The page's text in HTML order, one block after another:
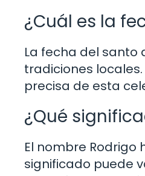
¿Cuál es la
La fecha del santo
tradiciones
precisa de esta
¿Qué
El nombre Rodrigo
significado puede